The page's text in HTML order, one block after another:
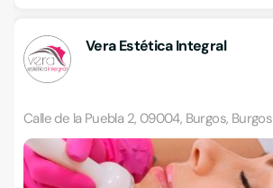
Vera Estética Integral
Calle de la Puebla 2, 09004, Burgos, Burgos